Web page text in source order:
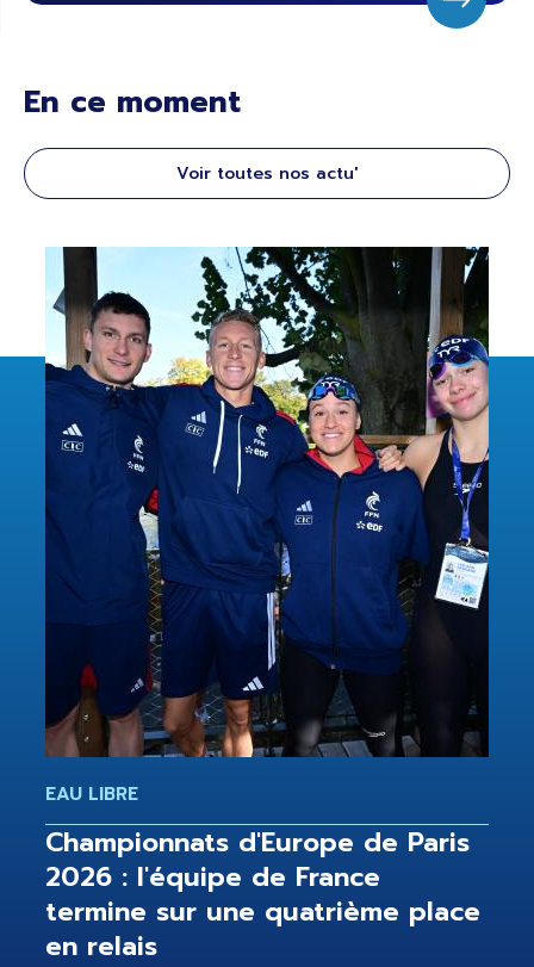
En ce moment
Voir toutes nos actu'
EAU LIBRE
Championnats d'Europe de Paris
2026 : l'équipe de France
termine sur une quatrième place
en relais